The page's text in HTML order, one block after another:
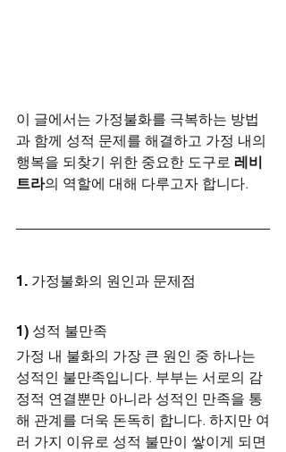
이 글에서는 가정불화를 극복하는 방법
과 함께 성적 문제를 해결하고 가정 내의
행복을 되찾기 위한 중요한 도구로 레비
트라의 역할에 대해 다루고자 합니다.
1. 가정불화의 원인과 문제점
1) 성적 불만족
가정 내 불화의 가장 큰 원인 중 하나는
성적인 불만족입니다. 부부는 서로의 감
정적 연결뿐만 아니라 성적인 만족을 통
해 관계를 더욱 돈독히 합니다. 하지만 여
러 가지 이유로 성적 불만이 쌓이게 되면